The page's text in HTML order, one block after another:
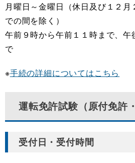
月曜日～金曜日（休日及び１２月
での間を除く）
午前９時から午前１１時まで、午
で
※手続の詳細についてはこちら
運転免許試験（原付免許
受付日・受付時間